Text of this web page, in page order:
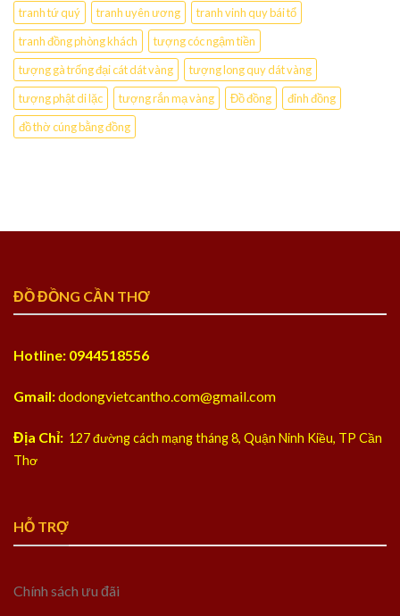
tranh tứ quý tranh uyên ương
tranh vinh quy bái tổ
tranh đồng phòng khách
tượng cóc ngậm tiền
tượng gà trống đại cát dát vàng
tượng long quy dát vàng
tượng phật di lặc
tượng rắn mạ vàng Đồ đồng
đỉnh đồng
đồ thờ cúng bằng đồng
ĐỒ ĐỒNG CẦN THƠ
Hotline: 0944518556
Gmail:dodongvietcantho.com@gmail.com
Địa Chỉ: 127 đường cách mạng tháng 8, Quận Ninh Kiều, TP Cần
Thơ
HỖ TRỢ
Chính sách ưu đãi